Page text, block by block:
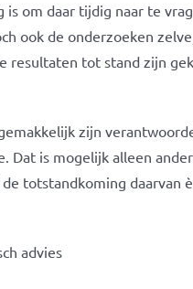
om daar tijdig naar te
ook de onderzoeken
resultaten tot stand zijn
zijn
Dat is mogelijk alleen
totstandkoming daarvan
advies